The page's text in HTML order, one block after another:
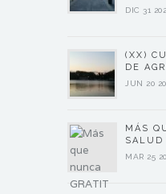
DIC 31
(XX)
DE
JUN 20
MÁS
SALUD
MAR 25